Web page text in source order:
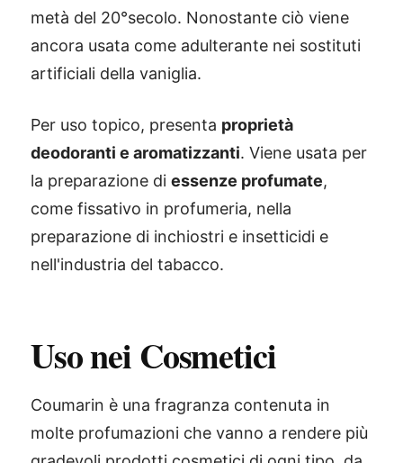
metà del 20°secolo. Nonostante ciò viene
ancora usata come adulterante nei sostituti
artificiali della vaniglia.
Per uso topico, presenta proprietà
deodoranti e aromatizzanti. Viene usata per
la preparazione di essenze profumate,
come fissativo in profumeria, nella
preparazione di inchiostri e insetticidi e
nell'industria del tabacco.
Uso nei Cosmetici
Coumarin è una fragranza contenuta in
molte profumazioni che vanno a rendere più